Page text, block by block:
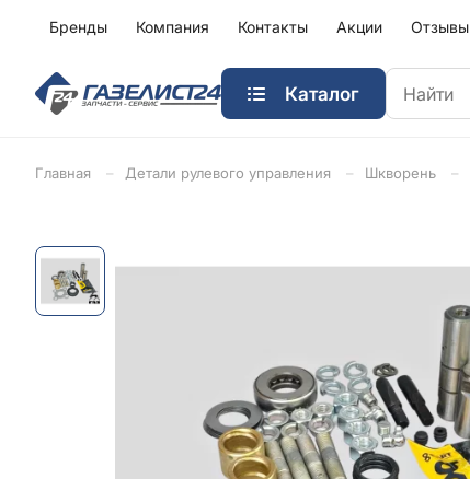
Бренды Компания Контакты Акции Отзывы
Каталог
Главная Детали рулевого управления Шкворень